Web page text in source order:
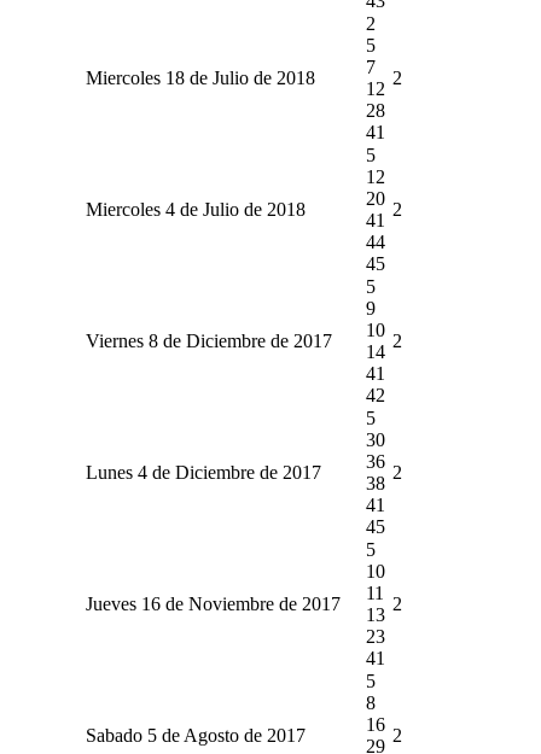
Miercoles 18 de Julio de 2018
2
5
7
12
28
41
2
Miercoles 4 de Julio de 2018
5
12
20
41
44
45
2
Viernes 8 de Diciembre de 2017
5
9
10
14
41
42
2
Lunes 4 de Diciembre de 2017
5
30
36
38
41
45
2
Jueves 16 de Noviembre de 2017
5
10
11
13
23
41
2
Sabado 5 de Agosto de 2017
5
8
16
29
2